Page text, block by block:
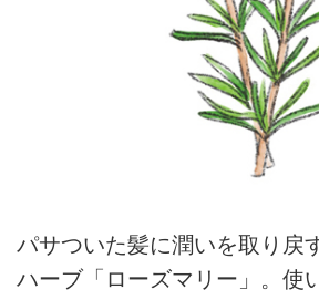
パサついた髪に潤いを取り戻
ハーブ「ローズマリー」。使